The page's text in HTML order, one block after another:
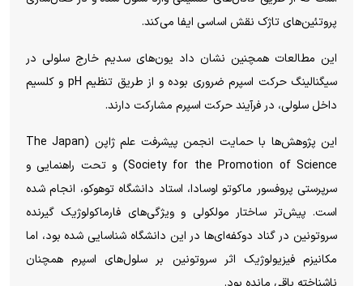
پروتئین‌های تاژک نقش اساسی ایفا می‌کند.
این مطالعات همچنین نشان داد یون‌های سدیم خارج سلولی در
سیگنالینگ حرکت اسپرم ضروری بوده و از طریق تنظیم pH و کلسیم
داخل سلولی، در فرآیند حرکت اسپرم مشارکت دارند.
این پژوهش‌ها با حمایت انجمن پیشرفت علم ژاپن (The Japan
Society for the Promotion of Science) و تحت راهنمایی و
سرپرستی پروفسور ماکوتو اوسادا، استاد دانشگاه توهوکو، انجام شده
است. پیش‌تر ساختار مولکولی و ویژگی‌های فارماکولوژیک گیرنده
سروتونین در گناد دوکفه‌ای‌ها در این دانشگاه شناسایی شده بود، اما
مکانیزم فیزیولوژیک اثر سروتونین بر سلول‌های اسپرم همچنان